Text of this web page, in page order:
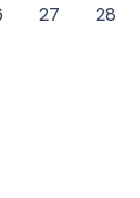
27 28